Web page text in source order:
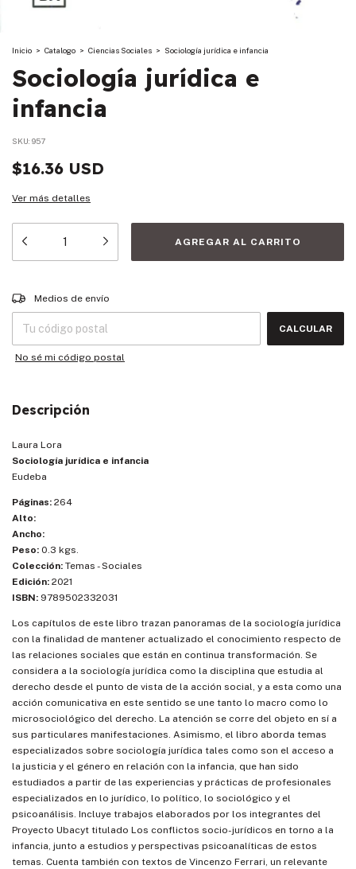
Inicio > Catalogo > Ciencias Sociales > Sociología jurídica e infancia
Sociología jurídica e
infancia
SKU: 957
$16.36 USD
Ver más detalles
Entregas para el CP:
Medios de envío
CALCULAR
No sé mi código postal
Descripción
Laura Lora
Sociología jurídica e infancia
Eudeba
Páginas: 264
Alto:
Ancho:
Peso: 0.3 kgs.
Colección: Temas - Sociales
Edición: 2021
ISBN: 9789502332031
Los capítulos de este libro trazan panoramas de la sociología jurídica
con la finalidad de mantener actualizado el conocimiento respecto de
las relaciones sociales que están en continua transformación. Se
considera a la sociología jurídica como la disciplina que estudia al
derecho desde el punto de vista de la acción social, y a esta como una
acción comunicativa en este sentido se une tanto lo macro como lo
microsociológico del derecho. La atención se corre del objeto en sí a
sus particulares manifestaciones. Asimismo, el libro aborda temas
especializados sobre sociología jurídica tales como son el acceso a
la justicia y el género en relación con la infancia, que han sido
estudiados a partir de las experiencias y prácticas de profesionales
especializados en lo jurídico, lo político, lo sociológico y el
psicoanálisis. Incluye trabajos elaborados por los integrantes del
Proyecto Ubacyt titulado Los conflictos socio-jurídicos en torno a la
infancia, junto a estudios y perspectivas psicoanalíticas de estos
temas. Cuenta también con textos de Vincenzo Ferrari, un relevante